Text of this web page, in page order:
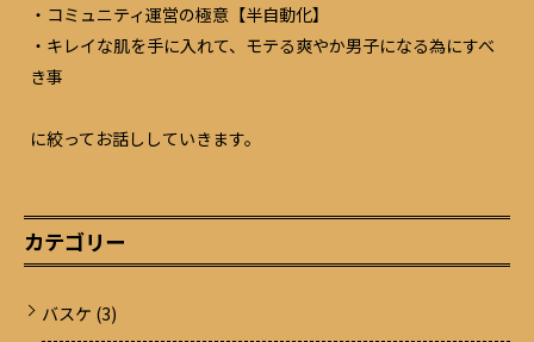
・コミュニティ運営の極意【半自動化】
・キレイな肌を手に入れて、モテる爽やか男子になる為にすべ
き事
に絞ってお話ししていきます。
カテゴリー
バスケ (3)